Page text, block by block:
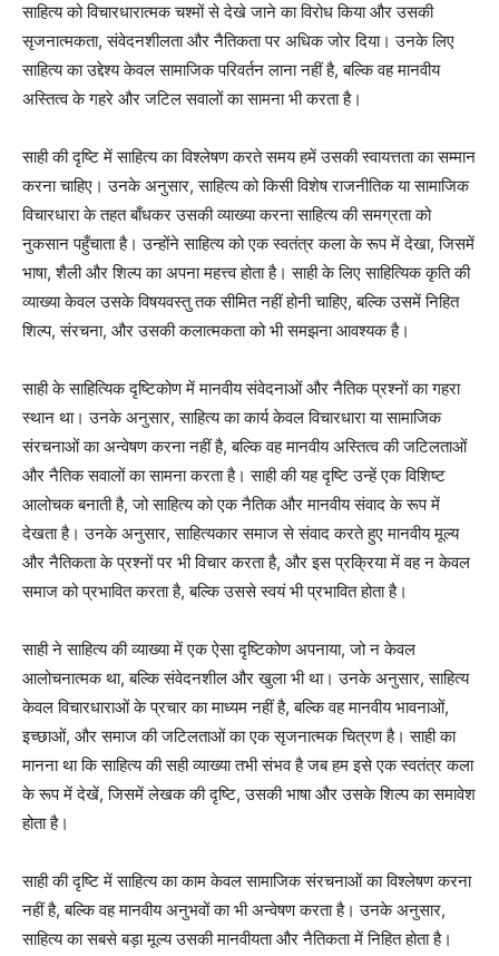
साहित्य को विचारधारात्मक चश्मों से देखे जाने का विरोध किया और उसकी
सृजनात्मकता, संवेदनशीलता और नैतिकता पर अधिक जोर दिया। उनके लिए
साहित्य का उद्देश्य केवल सामाजिक परिवर्तन लाना नहीं है, बल्कि वह मानवीय
अस्तित्व के गहरे और जटिल सवालों का सामना भी करता है।
साही की दृष्टि में साहित्य का विश्लेषण करते समय हमें उसकी स्वायत्तता का सम्मान
करना चाहिए। उनके अनुसार, साहित्य को किसी विशेष राजनीतिक या सामाजिक
विचारधारा के तहत बाँधकर उसकी व्याख्या करना साहित्य की समग्रता को
नुकसान पहुँचाता है। उन्होंने साहित्य को एक स्वतंत्र कला के रूप में देखा, जिसमें
भाषा, शैली और शिल्प का अपना महत्त्व होता है। साही के लिए साहित्यिक कृति की
व्याख्या केवल उसके विषयवस्तु तक सीमित नहीं होनी चाहिए, बल्कि उसमें निहित
शिल्प, संरचना, और उसकी कलात्मकता को भी समझना आवश्यक है।
साही के साहित्यिक दृष्टिकोण में मानवीय संवेदनाओं और नैतिक प्रश्नों का गहरा
स्थान था। उनके अनुसार, साहित्य का कार्य केवल विचारधारा या सामाजिक
संरचनाओं का अन्वेषण करना नहीं है, बल्कि वह मानवीय अस्तित्व की जटिलताओं
और नैतिक सवालों का सामना करता है। साही की यह दृष्टि उन्हें एक विशिष्ट
आलोचक बनाती है, जो साहित्य को एक नैतिक और मानवीय संवाद के रूप में
देखता है। उनके अनुसार, साहित्यकार समाज से संवाद करते हुए मानवीय मूल्य
और नैतिकता के प्रश्नों पर भी विचार करता है, और इस प्रक्रिया में वह न केवल
समाज को प्रभावित करता है, बल्कि उससे स्वयं भी प्रभावित होता है।
साही ने साहित्य की व्याख्या में एक ऐसा दृष्टिकोण अपनाया, जो न केवल
आलोचनात्मक था, बल्कि संवेदनशील और खुला भी था। उनके अनुसार, साहित्य
केवल विचारधाराओं के प्रचार का माध्यम नहीं है, बल्कि वह मानवीय भावनाओं,
इच्छाओं, और समाज की जटिलताओं का एक सृजनात्मक चित्रण है। साही का
मानना था कि साहित्य की सही व्याख्या तभी संभव है जब हम इसे एक स्वतंत्र कला
के रूप में देखें, जिसमें लेखक की दृष्टि, उसकी भाषा और उसके शिल्प का समावेश
होता है।
साही की दृष्टि में साहित्य का काम केवल सामाजिक संरचनाओं का विश्लेषण करना
नहीं है, बल्कि वह मानवीय अनुभवों का भी अन्वेषण करता है। उनके अनुसार,
साहित्य का सबसे बड़ा मूल्य उसकी मानवीयता और नैतिकता में निहित होता है।